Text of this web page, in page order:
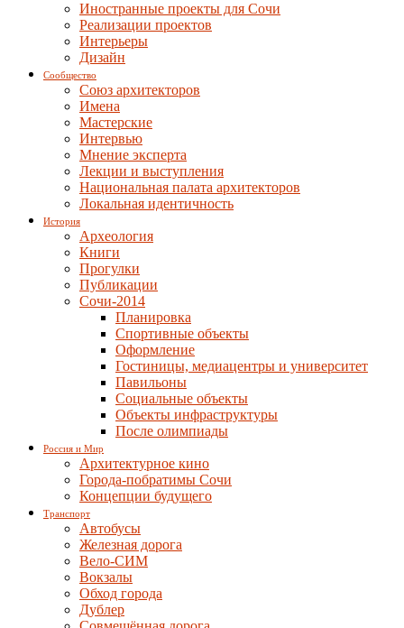
Иностранные проекты для Сочи
Реализации проектов
Интерьеры
Дизайн
Сообщество
Союз архитекторов
Имена
Мастерские
Интервью
Мнение эксперта
Лекции и выступления
Национальная палата архитекторов
Локальная идентичность
История
Археология
Книги
Прогулки
Публикации
Сочи-2014
Планировка
Спортивные объекты
Оформление
Гостиницы, медиацентры и университет
Павильоны
Социальные объекты
Объекты инфраструктуры
После олимпиады
Россия и Мир
Архитектурное кино
Города-побратимы Сочи
Концепции будущего
Транспорт
Автобусы
Железная дорога
Вело-СИМ
Вокзалы
Обход города
Дублер